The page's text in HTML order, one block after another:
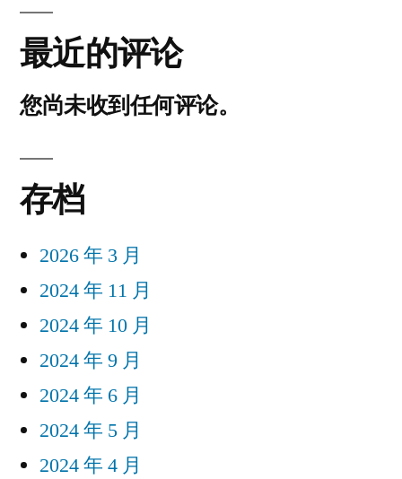
最近的评论
您尚未收到任何评论。
存档
2026 年 3 月
2024 年 11 月
2024 年 10 月
2024 年 9 月
2024 年 6 月
2024 年 5 月
2024 年 4 月